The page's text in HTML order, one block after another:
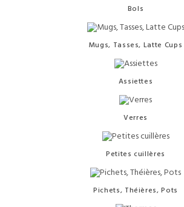
Bols
Mugs, Tasses, Latte Cups
Assiettes
Verres
Petites cuillères
Pichets, Théières, Pots